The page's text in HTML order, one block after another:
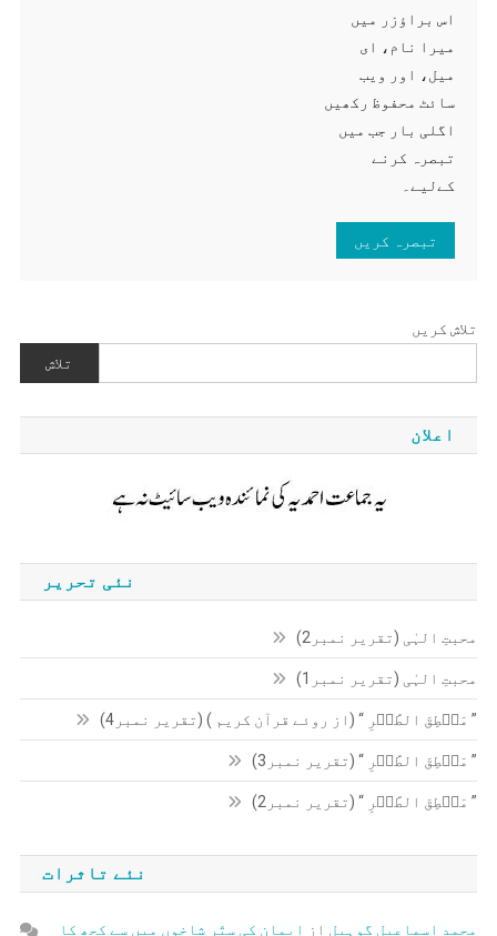
اس براؤزر میں
میرا نام، ای
میل، اور ویب
سائٹ محفوظ رکھیں
اگلی بار جب میں
تبصرہ کرنے
کےلیے۔
تلاش کریں
تلاش
اعلان
نئی تحریر
محبتِ الہٰی (تقریر نمبر2)
محبتِ الہٰی (تقریر نمبر1)
” مَنۡطِقَ الطَّیۡرِ “ (از روئے قرآن کریم ) (تقریر نمبر4)
” مَنۡطِقَ الطَّیۡرِ “ (تقریر نمبر3)
” مَنۡطِقَ الطَّیۡرِ “ (تقریر نمبر2)
نئے تاثرات
محمد اسماعیل گوہیل از ایمان کی ستّر شاخوں میں سے کچھ کا